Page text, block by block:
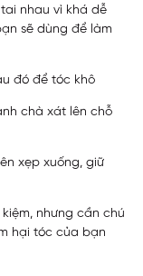
nhau vì khá dễ
sẽ dùng để làm
đó để tóc khô
chà xát lên chỗ
xẹp xuống, giữ
nhưng cần chú
hại tóc của bạn